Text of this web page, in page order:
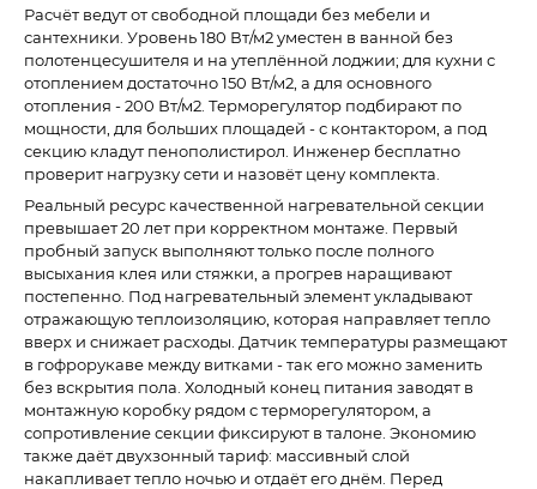
Расчёт ведут от свободной площади без мебели и
сантехники. Уровень 180 Вт/м2 уместен в ванной без
полотенцесушителя и на утеплённой лоджии; для кухни с
отоплением достаточно 150 Вт/м2, а для основного
отопления - 200 Вт/м2. Терморегулятор подбирают по
мощности, для больших площадей - с контактором, а под
секцию кладут пенополистирол. Инженер бесплатно
проверит нагрузку сети и назовёт цену комплекта.
Реальный ресурс качественной нагревательной секции
превышает 20 лет при корректном монтаже. Первый
пробный запуск выполняют только после полного
высыхания клея или стяжки, а прогрев наращивают
постепенно. Под нагревательный элемент укладывают
отражающую теплоизоляцию, которая направляет тепло
вверх и снижает расходы. Датчик температуры размещают
в гофрорукаве между витками - так его можно заменить
без вскрытия пола. Холодный конец питания заводят в
монтажную коробку рядом с терморегулятором, а
сопротивление секции фиксируют в талоне. Экономию
также даёт двухзонный тариф: массивный слой
накапливает тепло ночью и отдаёт его днём. Перед